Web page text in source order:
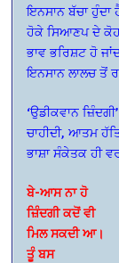
ਇਨਸਾਨ ਬੱਚਾ ਹੁੰਦਾ
ਹੋਕੇ ਸਿਆਣਪ ਦੇ
ਭਾਵ ਭਰਿਸ਼ਟ ਹੋ
ਇਨਸਾਨ ਲਾਲਚ ਤੋਂ
‘ਉਡੀਕਵਾਨ
ਚਾਹੀਦੀ, ਆਤਮ
ਭਾਸ਼ਾ ਸੰਕੇਤਕ ਹੀ
ਬੇ-ਆਸ ਨਾ ਹੋ
ਜ਼ਿੰਦਗੀ ਕਦੋਂ ਵੀ
ਮਿਲ ਸਕਦੀ ਆ।
ਤੂੰ ਬਸ